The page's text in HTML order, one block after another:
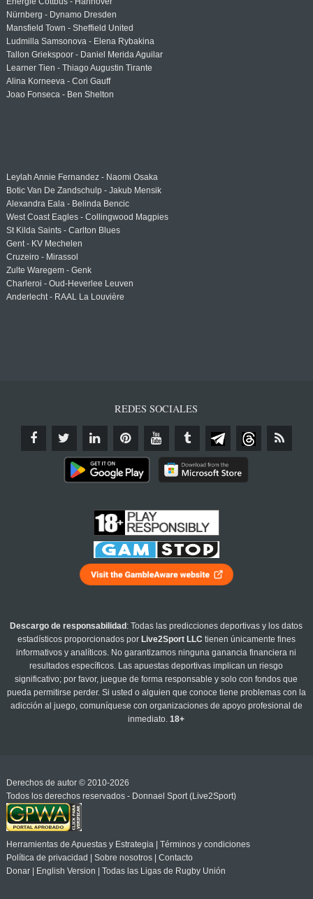
Nürnberg - Dynamo Dresden
Mansfield Town - Sheffield United
Ludmilla Samsonova - Elena Rybakina
Tallon Griekspoor - Daniel Merida Aguilar
Learner Tien - Thiago Augustin Tirante
Alina Korneeva - Cori Gauff
Joao Fonseca - Ben Shelton
Leylah Annie Fernandez - Naomi Osaka
Botic Van De Zandschulp - Jakub Mensik
Alexandra Eala - Belinda Bencic
West Coast Eagles - Collingwood Magpies
St Kilda Saints - Carlton Blues
Gent - KV Mechelen
Cruzeiro - Mirassol
Zulte Waregem - Genk
Charleroi - Oud-Heverlee Leuven
Anderlecht - RAAL La Louvière
REDES SOCIALES
Descargo de responsabilidad : Todas las predicciones deportivas y los datos
estadísticos proporcionados por Live2Sport LLC tienen únicamente fines
informativos y analíticos. No garantizamos ninguna ganancia financiera ni
resultados específicos. Las apuestas deportivas implican un riesgo
significativo; por favor, juegue de forma responsable y solo con fondos que
pueda permitirse perder. Si usted o alguien que conoce tiene problemas con la
adicción al juego, comuníquese con organizaciones de apoyo profesional de
inmediato.18+
Derechos de autor © 2010-2026
Todos los derechos reservados - Donnael Sport (Live2Sport)
Herramientas de Apuestas y Estrategia| Términos y condiciones
Política de privacidad
Sobre nosotros| Contacto
Donar| English Version Todas las Ligas de Rugby Unión